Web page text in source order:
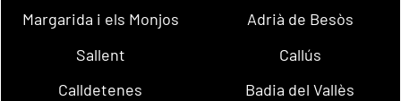
Margarida i els Monjos
Adrià de Besòs
Sallent
Callús
Calldetenes
Badia del Vallès